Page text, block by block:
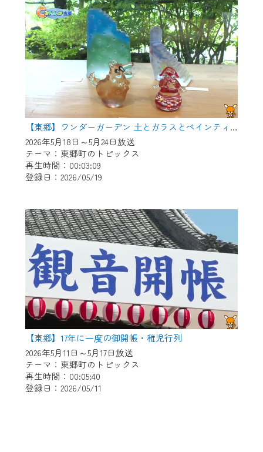
【東郷】ワンダーガーデン 土とガラスとペインティング
2026年5月18日～5月24日放送
テーマ：東郷町のトピックス
再生時間：00:03:09
登録日：2026/05/19
【東郷】17年に一度の御開帳・稚児行列
2026年5月11日～5月17日放送
テーマ：東郷町のトピックス
再生時間：00:05:40
登録日：2026/05/11